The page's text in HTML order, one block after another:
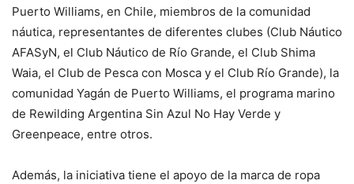
Puerto Williams, en Chile, miembros de la comunidad
náutica, representantes de diferentes clubes (Club Náutico
AFASyN, el Club Náutico de Río Grande, el Club Shima
Waia, el Club de Pesca con Mosca y el Club Río Grande), la
comunidad Yagán de Puerto Williams, el programa marino
de Rewilding Argentina Sin Azul No Hay Verde y
Greenpeace, entre otros.
Además, la iniciativa tiene el apoyo de la marca de ropa